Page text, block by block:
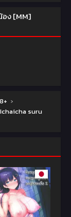
อง [MM]
›
suru